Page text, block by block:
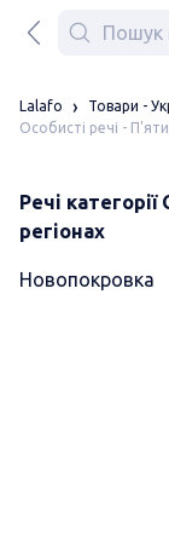
Lalafo Товари -
Особисті речі -
Речі
регіонах
Новопокровка